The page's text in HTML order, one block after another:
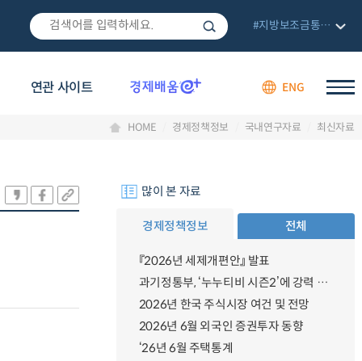
연관 사이트 ENG
#지방보조금통합관리망
HOME 경제정책정보 국내연구자료 최신자료
많이 본 자료
경제정책정보 전체
『2026년 세제개편안』 발표
과기정통부, ‘누누티비 시즌2’에 강력 대응 의지 밝혀
2026년 한국 주식시장 여건 및 전망
2026년 6월 외국인 증권투자 동향
‘26년 6월 주택통계